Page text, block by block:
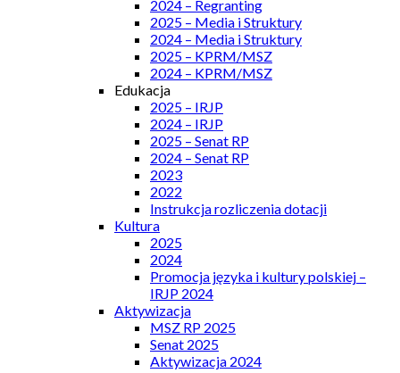
2024 – Regranting
2025 – Media i Struktury
2024 – Media i Struktury
2025 – KPRM/MSZ
2024 – KPRM/MSZ
Edukacja
2025 – IRJP
2024 – IRJP
2025 – Senat RP
2024 – Senat RP
2023
2022
Instrukcja rozliczenia dotacji
Kultura
2025
2024
Promocja języka i kultury polskiej –
IRJP 2024
Aktywizacja
MSZ RP 2025
Senat 2025
Aktywizacja 2024